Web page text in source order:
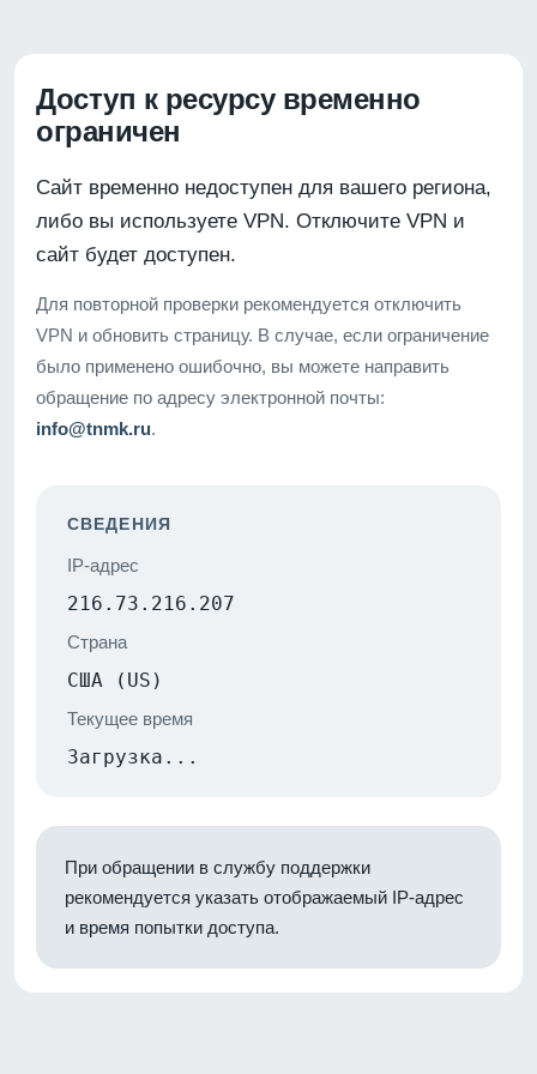
Доступ к ресурсу временно
ограничен
Сайт временно недоступен для вашего региона,
либо вы используете VPN. Отключите VPN и
сайт будет доступен.
Для повторной проверки рекомендуется отключить
VPN и обновить страницу. В случае, если ограничение
было применено ошибочно, вы можете направить
обращение по адресу электронной почты:
info@tnmk.ru.
СВЕДЕНИЯ
IP-адрес
216.73.216.207
Страна
США (US)
Текущее время
Загрузка...
При обращении в службу поддержки
рекомендуется указать отображаемый IP-адрес
и время попытки доступа.